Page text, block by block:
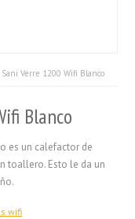
Verre 1200 Wifi Blanco
Blanco
es un calefactor de
toallero. Esto le da un
wifi